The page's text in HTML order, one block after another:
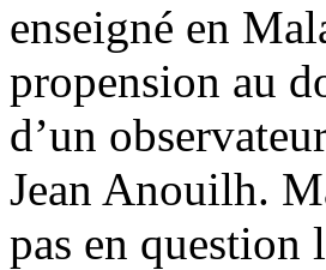
enseigné en
propension au
d’un
Jean Anouilh.
pas en question